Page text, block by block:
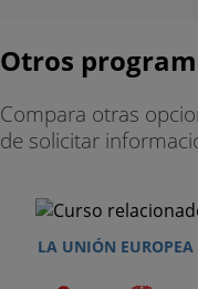
Otros
Compara otras
de solicitar
LA UNIÓN EUROPEA